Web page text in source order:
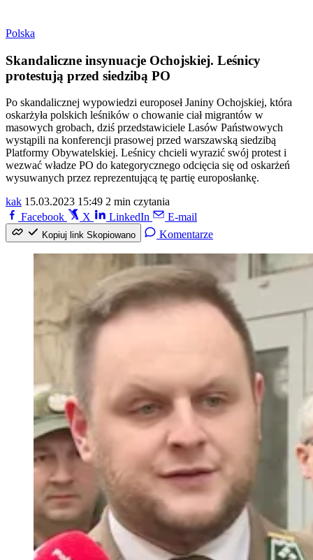
Polska
Skandaliczne insynuacje Ochojskiej. Leśnicy
protestują przed siedzibą PO
Po skandalicznej wypowiedzi europoseł Janiny Ochojskiej, która
oskarżyła polskich leśników o chowanie ciał migrantów w
masowych grobach, dziś przedstawiciele Lasów Państwowych
wystąpili na konferencji prasowej przed warszawską siedzibą
Platformy Obywatelskiej. Leśnicy chcieli wyrazić swój protest i
wezwać władze PO do kategorycznego odcięcia się od oskarżeń
wysuwanych przez reprezentującą tę partię europosłankę.
kak 15.03.2023 15:49 2 min czytania
Facebook
X LinkedIn E-mail
Kopiuj link Skopiowano Komentarze